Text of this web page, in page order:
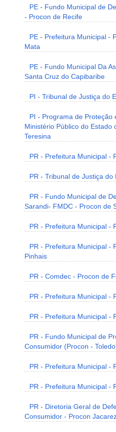
PE - Fundo Municipal de
- Procon de Recife
PE - Prefeitura Municipal -
Mata
PE - Fundo Municipal Da
Santa Cruz do Capibaribe
PI - Tribunal de Justiça do
PI - Programa de Proteção
Ministério Público do Estado
Teresina
PR - Prefeitura Municipal -
PR - Tribunal de Justiça
PR - Fundo Municipal de
Sarandi- FMDC - Procon de
PR - Prefeitura Municipal -
PR - Prefeitura Municipal -
Pinhais
PR - Comdec - Procon de
PR - Prefeitura Municipal -
PR - Prefeitura Municipal -
PR - Fundo Municipal de
Consumidor (Procon -
PR - Prefeitura Municipal -
PR - Prefeitura Municipal -
PR - Diretoria Geral de
Consumidor - Procon